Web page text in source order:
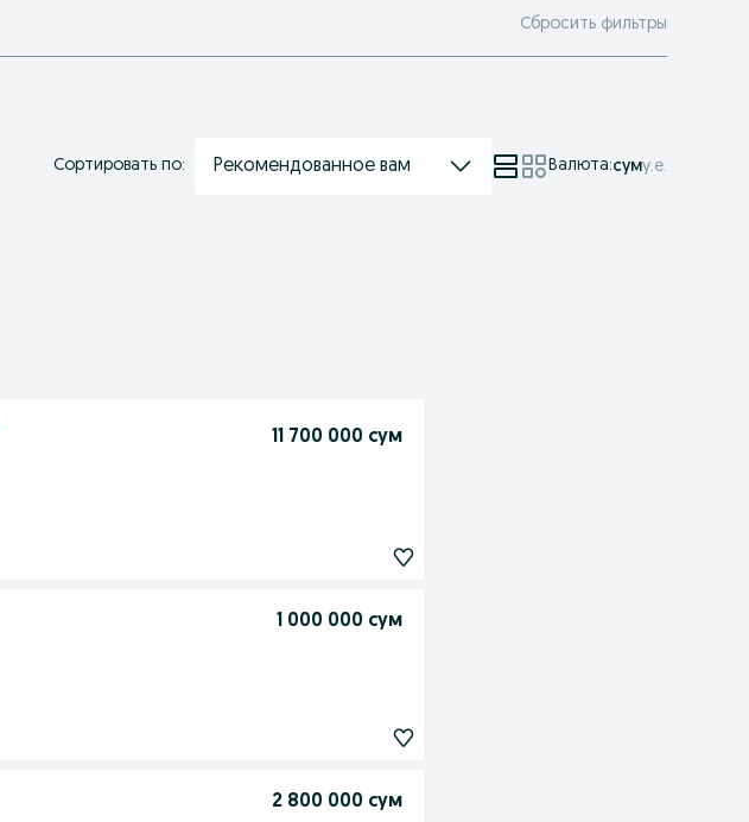
Сбросить фильтры
Сортировать по: Рекомендованное вам Валюта:суму.е.
11 700 000 сум
1 000 000 сум
2 800 000 сум